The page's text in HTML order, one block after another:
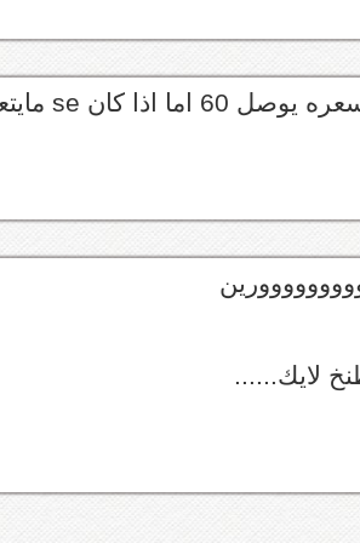
لايك......